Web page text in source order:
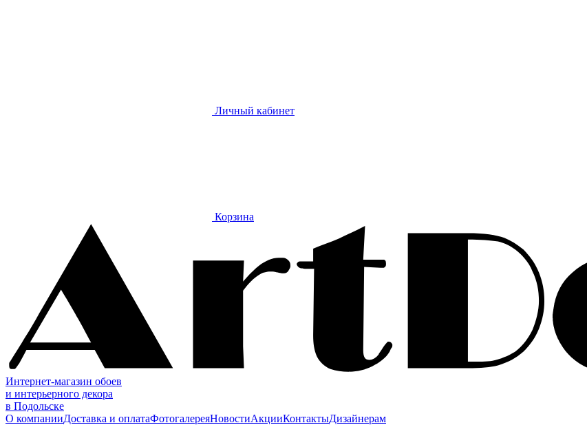
Личный кабинет
Корзина
Интернет-магазин обоев
и интерьерного декора
в Подольске
О компанииДоставка и оплатаФотогалереяНовостиАкцииКонтактыДизайнерам